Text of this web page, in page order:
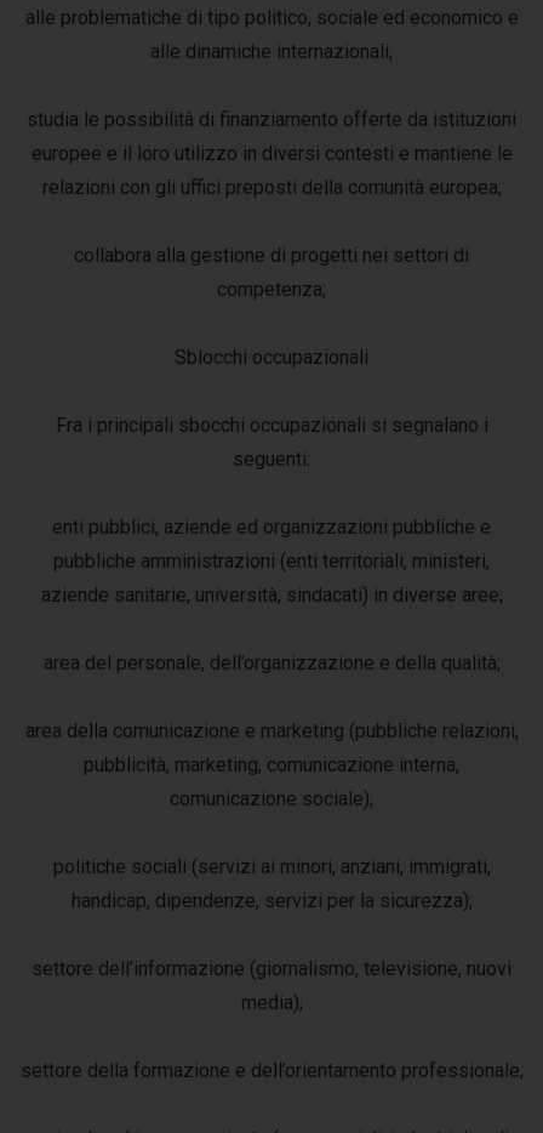
alle problematiche di tipo politico, sociale ed economico e
alle dinamiche internazionali;
studia le possibilità di finanziamento offerte da istituzioni
europee e il loro utilizzo in diversi contesti e mantiene le
relazioni con gli uffici preposti della comunità europea;
collabora alla gestione di progetti nei settori di
competenza;
Sblocchi occupazionali
Fra i principali sbocchi occupazionali si segnalano i
seguenti:
enti pubblici, aziende ed organizzazioni pubbliche e
pubbliche amministrazioni (enti territoriali, ministeri,
aziende sanitarie, università, sindacati) in diverse aree;
area del personale, dell’organizzazione e della qualità;
area della comunicazione e marketing (pubbliche relazioni,
pubblicità, marketing, comunicazione interna,
comunicazione sociale);
politiche sociali (servizi ai minori, anziani, immigrati,
handicap, dipendenze, servizi per la sicurezza);
settore dell’informazione (giornalismo, televisione, nuovi
media);
settore della formazione e dell’orientamento professionale;